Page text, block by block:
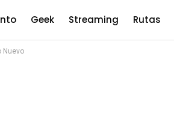
Geek Streaming Rutas
Nuevo